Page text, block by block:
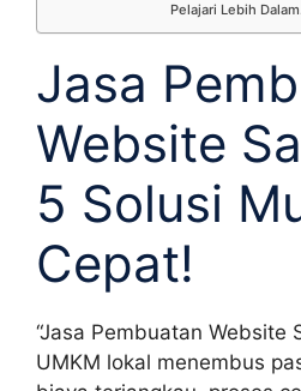
Pelajari Lebih
Jasa
Website
5 Solusi
Cepat!
“Jasa Pembuatan Website
UMKM lokal menembus